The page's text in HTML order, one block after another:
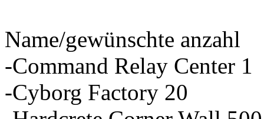
Name/gewünschte anzahl
-Command Relay Center 1
-Cyborg Factory 20